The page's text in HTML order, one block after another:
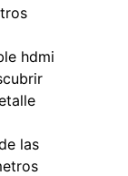
hdmi
las